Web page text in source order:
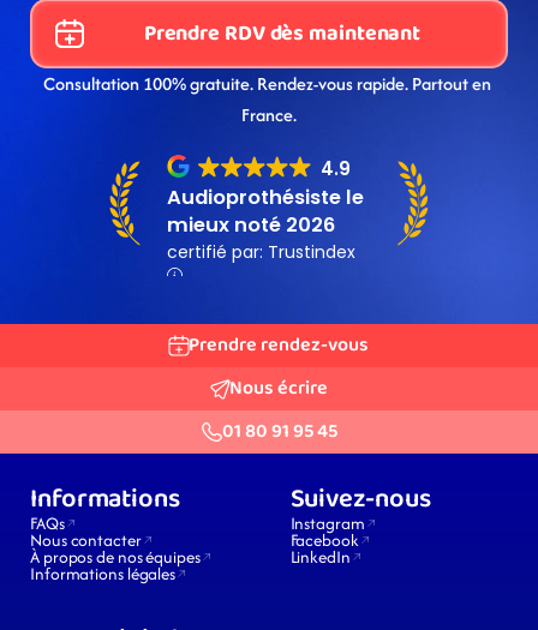
Prendre RDV dès maintenant
Consultation 100% gratuite. Rendez-vous rapide. Partout en
France.
Prendre rendez-vous
Nous écrire
01 80 91 95 45
Informations
FAQs
Nous contacter
À propos de nos équipes
Informations légales
Suivez-nous
Instagram
Facebook
LinkedIn